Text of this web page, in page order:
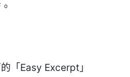
「Easy Excerpt」